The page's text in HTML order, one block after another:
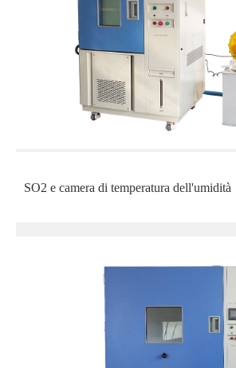
SO2 e camera di temperatura dell'umidità